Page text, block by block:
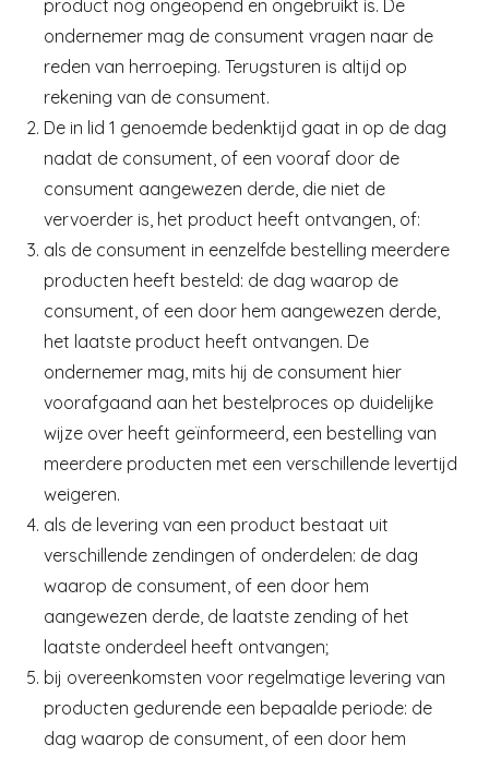
product nog ongeopend en ongebruikt is. De
ondernemer mag de consument vragen naar de
reden van herroeping. Terugsturen is altijd op
rekening van de consument.
De in lid 1 genoemde bedenktijd gaat in op de dag
nadat de consument, of een vooraf door de
consument aangewezen derde, die niet de
vervoerder is, het product heeft ontvangen, of:
als de consument in eenzelfde bestelling meerdere
producten heeft besteld: de dag waarop de
consument, of een door hem aangewezen derde,
het laatste product heeft ontvangen. De
ondernemer mag, mits hij de consument hier
voorafgaand aan het bestelproces op duidelijke
wijze over heeft geïnformeerd, een bestelling van
meerdere producten met een verschillende levertijd
weigeren.
als de levering van een product bestaat uit
verschillende zendingen of onderdelen: de dag
waarop de consument, of een door hem
aangewezen derde, de laatste zending of het
laatste onderdeel heeft ontvangen;
bij overeenkomsten voor regelmatige levering van
producten gedurende een bepaalde periode: de
dag waarop de consument, of een door hem